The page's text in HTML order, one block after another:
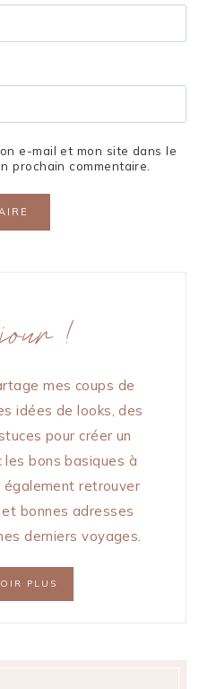
e-mail et mon site dans le
prochain commentaire.
!
mes coups de
idées de looks, des
pour créer un
les bons basiques à
également retrouver
bonnes adresses
derniers voyages.
PLUS